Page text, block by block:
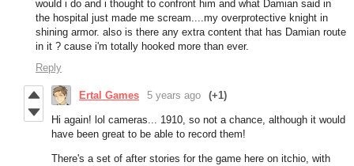
would i do and i thought to confront him and what Damian said in
the hospital just made me scream....my overprotective knight in
shining armor. also is there any extra content that has Damian route
in it ? cause i'm totally hooked more than ever.
Reply
Ertal Games 5 years ago (+1)
Hi again! lol cameras... 1910, so not a chance, although it would
have been great to be able to record them!
There's a set of after stories for the game here on itchio, with